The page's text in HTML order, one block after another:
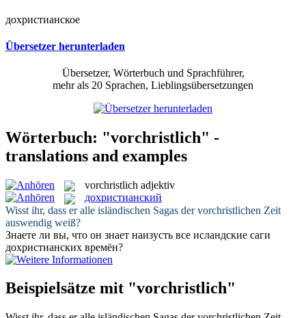
дохристианское
Übersetzer herunterladen
Übersetzer, Wörterbuch und Sprachführer,
mehr als 20 Sprachen, Lieblingsübersetzungen
Wörterbuch: "vorchristlich" -
translations and examples
vorchristlich adjektiv
дохристианский
Wisst ihr, dass er alle isländischen Sagas dervorchristlichen Zeit
auswendig weiß?
Знаете ли вы, что он знает наизусть все исландские саги
дохристианских времён?
Beispielsätze mit "vorchristlich"